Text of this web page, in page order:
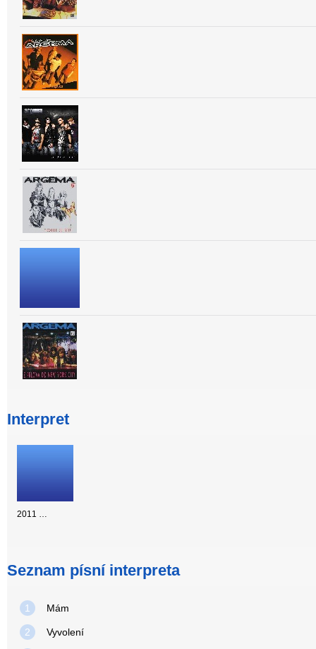
Interpret
2011 …
Seznam písní interpreta
1 Mám
2 Vyvolení